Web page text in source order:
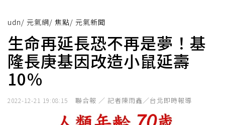
udn/ 元氣網/ 焦點/ 元氣新聞
生命再延長恐不再是夢！基
隆長庚基因改造小鼠延壽
10％
2022-12-21 19:08:15 聯合報 ／ 記者陳雨鑫／台北即時報導